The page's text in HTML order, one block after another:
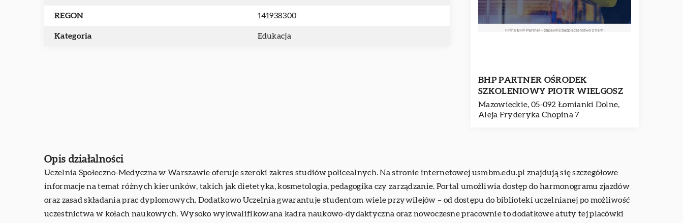
REGON 141938300
Kategoria Edukacja
BHP PARTNER OŚRODEK
SZKOLENIOWY PIOTR WIELGOSZ
Mazowieckie, 05-092 Łomianki Dolne,
Aleja Fryderyka Chopina 7
Opis działalności
Uczelnia Społeczno-Medyczna w Warszawie oferuje szeroki zakres studiów policealnych. Na stronie internetowej usmbm.edu.pl znajdują się szczegółowe
informacje na temat różnych kierunków, takich jak dietetyka, kosmetologia, pedagogika czy zarządzanie. Portal umożliwia dostęp do harmonogramu zjazdów
oraz zasad składania prac dyplomowych. Dodatkowo Uczelnia gwarantuje studentom wiele przywilejów – od dostępu do biblioteki uczelnianej po możliwość
uczestnictwa w kołach naukowych. Wysoko wykwalifikowana kadra naukowo-dydaktyczna oraz nowoczesne pracownie to dodatkowe atuty tej placówki